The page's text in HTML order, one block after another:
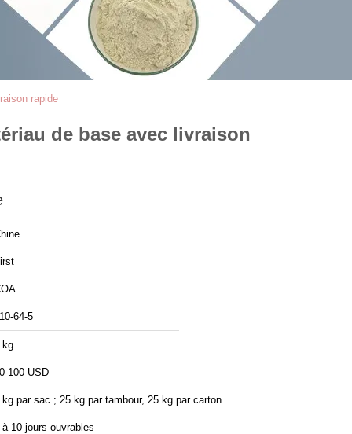
rapide
de base avec livraison
64-5
kg
100 USD
kg par sac ; 25 kg par tambour, 25 kg par carton
à 10 jours ouvrables